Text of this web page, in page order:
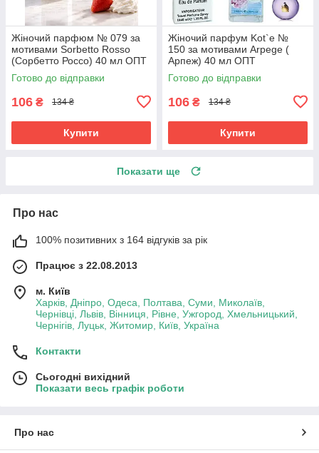
Жіночий парфюм № 079 за
мотивами Sorbetto Rosso
(Сорбетто Россо) 40 мл ОПТ
Готово до відправки
106 ₴ 134 ₴
Купити
Жіночий парфум Kot`e №
150 за мотивами Arpege (
Арпеж) 40 мл ОПТ
Готово до відправки
106 ₴ 134 ₴
Купити
Показати ще
Про нас
100% позитивних з 164 відгуків за рік
Працює з 22.08.2013
м. Київ
Харків, Дніпро, Одеса, Полтава, Суми, Миколаїв,
Чернівці, Львів, Вінниця, Рівне, Ужгород, Хмельницький,
Чернігів, Луцьк, Житомир, Київ, Україна
Контакти
Сьогодні вихідний
Показати весь графік роботи
Про нас